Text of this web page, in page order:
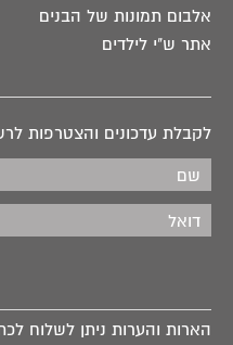
אלבום תמונות של הבנים
אתר ש"י לילדים
לקבלת עדכונים והצטרפות
הארות והערות ניתן לשלוח